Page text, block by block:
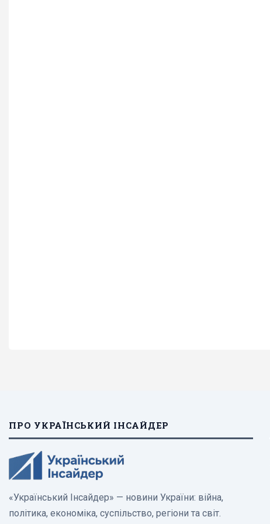
ПРО УКРАЇНСЬКИЙ ІНСАЙДЕР
«Український Інсайдер» — новини України: війна,
політика, економіка, суспільство, регіони та світ.